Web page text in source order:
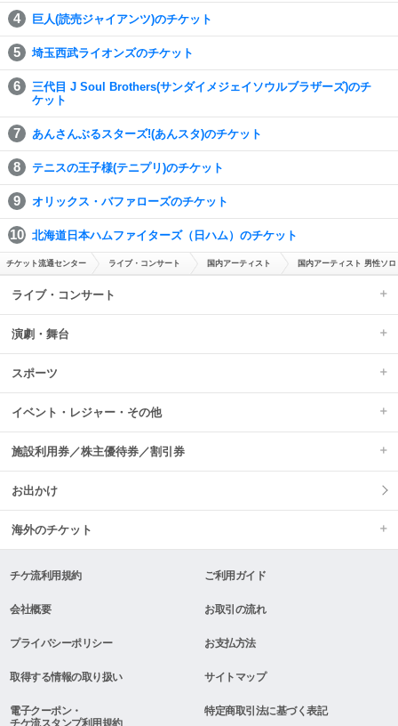
巨人(読売ジャイアンツ)のチケット
埼玉西武ライオンズのチケット
三代目 J Soul Brothers(サンダイメジェイソウルブラザーズ)のチ
ケット
あんさんぶるスターズ!(あんスタ)のチケット
テニスの王子様(テニプリ)のチケット
オリックス・バファローズのチケット
北海道日本ハムファイターズ（日ハム）のチケット
チケット流通センター ライブ・コンサート 国内アーティスト 国内アーティスト 男性ソロ
ライブ・コンサート
演劇・舞台
スポーツ
イベント・レジャー・その他
施設利用券／株主優待券／割引券
お出かけ
海外のチケット
チケ流利用規約 ご利用ガイド
会社概要 お取引の流れ
プライバシーポリシー お支払方法
取得する情報の取り扱い サイトマップ
電子クーポン・
チケ流スタンプ利用規約
特定商取引法に基づく表記